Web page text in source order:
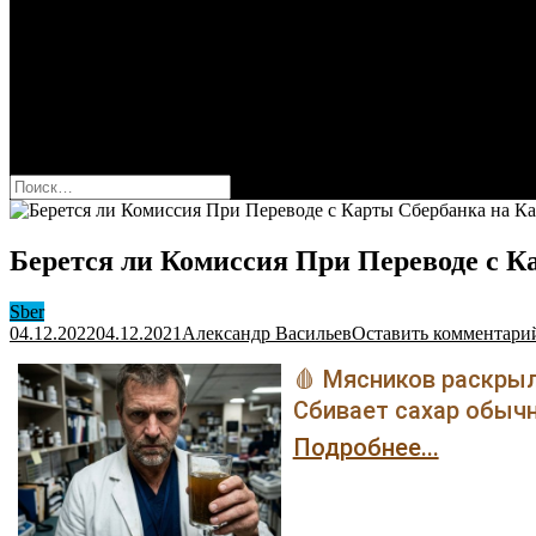
Найти:
Берется ли Комиссия При Переводе с
Sber
04.12.202204.12.2021 Александр ВасильевОставить
🩸 Мясников
Сбивает сахар
Подробнее...